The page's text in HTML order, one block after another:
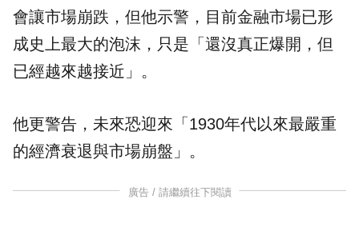
會讓市場崩跌，但他示警，目前金融市場已形
成史上最大的泡沫，只是「還沒真正爆開，但
已經越來越接近」。
他更警告，未來恐迎來「1930年代以來最嚴重
的經濟衰退與市場崩盤」。
廣告 / 請繼續往下閱讀